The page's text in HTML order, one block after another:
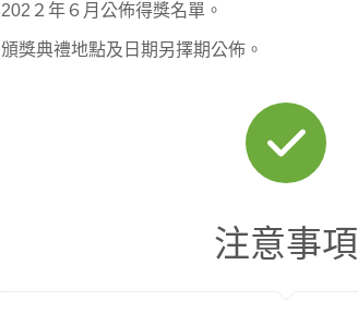
202２年６月公佈得獎名單。
頒獎典禮地點及日期另擇期公佈。
注意事項